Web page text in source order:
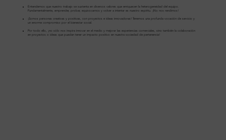
Entendemos que nuestro trabajo se sustenta en diversos valores que enriquecen la heterogeneidad del equipo.
Fundamentalmente, emprender, probar, equivocarnos y volver a intentar es nuestro espíritu. ¡No nos rendimos!
¡Somos personas creativas y positivas, con proyectos e ideas innovadoras! Tenemos una profunda vocación de servicio y
un enorme compromiso por el bienestar social.
Por todo ello, ¡no sólo nos inspira innovar en el medio y mejorar las experiencias comerciales, sino también la colaboración
en proyectos o ideas que puedan tener un impacto positivo en nuestra sociedad de pertenencia!